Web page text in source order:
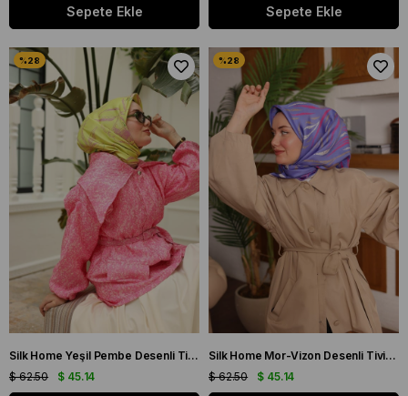
Sepete Ekle Sepete Ekle
Silk Home Yeşil Pembe Desenli Tivil İpek Eşarp 11433-19
$ 45.14
$ 62.50
Silk Home Mor-Vizon Desenli Tivil İpek Eşarp 11432-15
$ 45.14
$ 62.50